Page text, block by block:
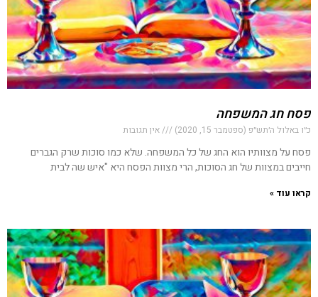
פסח חג המשפחה
כ״ו באלול ה׳תש״פ (ספטמבר 15, 2020) אין תגובות
פסח על מצוותיו הוא החג של כל המשפחה. שלא כמו סוכות שרק הגברים
חייבים במצוות של חג הסוכות, הרי מצוות הפסח היא "איש שה לבית
קראו עוד »